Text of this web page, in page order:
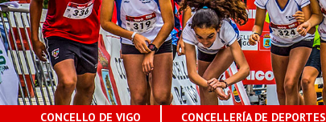
CONCELLO DE VIGO CONCELLERÍA DE DEPORTES